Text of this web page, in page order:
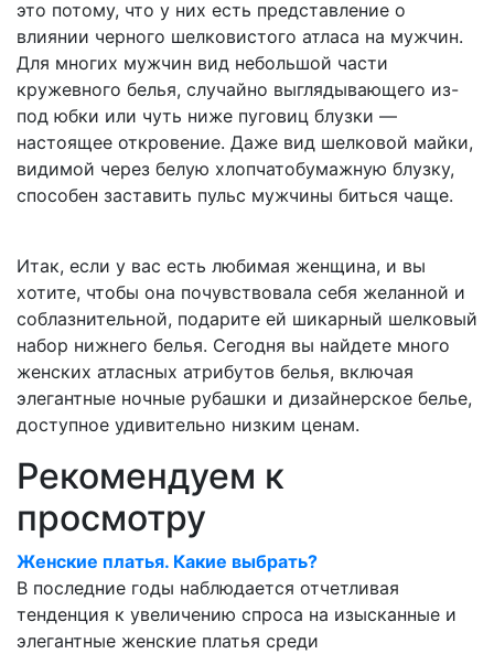
это потому, что у них есть представление о
влиянии черного шелковистого атласа на мужчин.
Для многих мужчин вид небольшой части
кружевного белья, случайно выглядывающего из-
под юбки или чуть ниже пуговиц блузки —
настоящее откровение. Даже вид шелковой майки,
видимой через белую хлопчатобумажную блузку,
способен заставить пульс мужчины биться чаще.
Итак, если у вас есть любимая женщина, и вы
хотите, чтобы она почувствовала себя желанной и
соблазнительной, подарите ей шикарный шелковый
набор нижнего белья. Сегодня вы найдете много
женских атласных атрибутов белья, включая
элегантные ночные рубашки и дизайнерское белье,
доступное удивительно низким ценам.
Рекомендуем к
просмотру
Женские платья. Какие выбрать?
В последние годы наблюдается отчетливая
тенденция к увеличению спроса на изысканные и
элегантные женские платья среди